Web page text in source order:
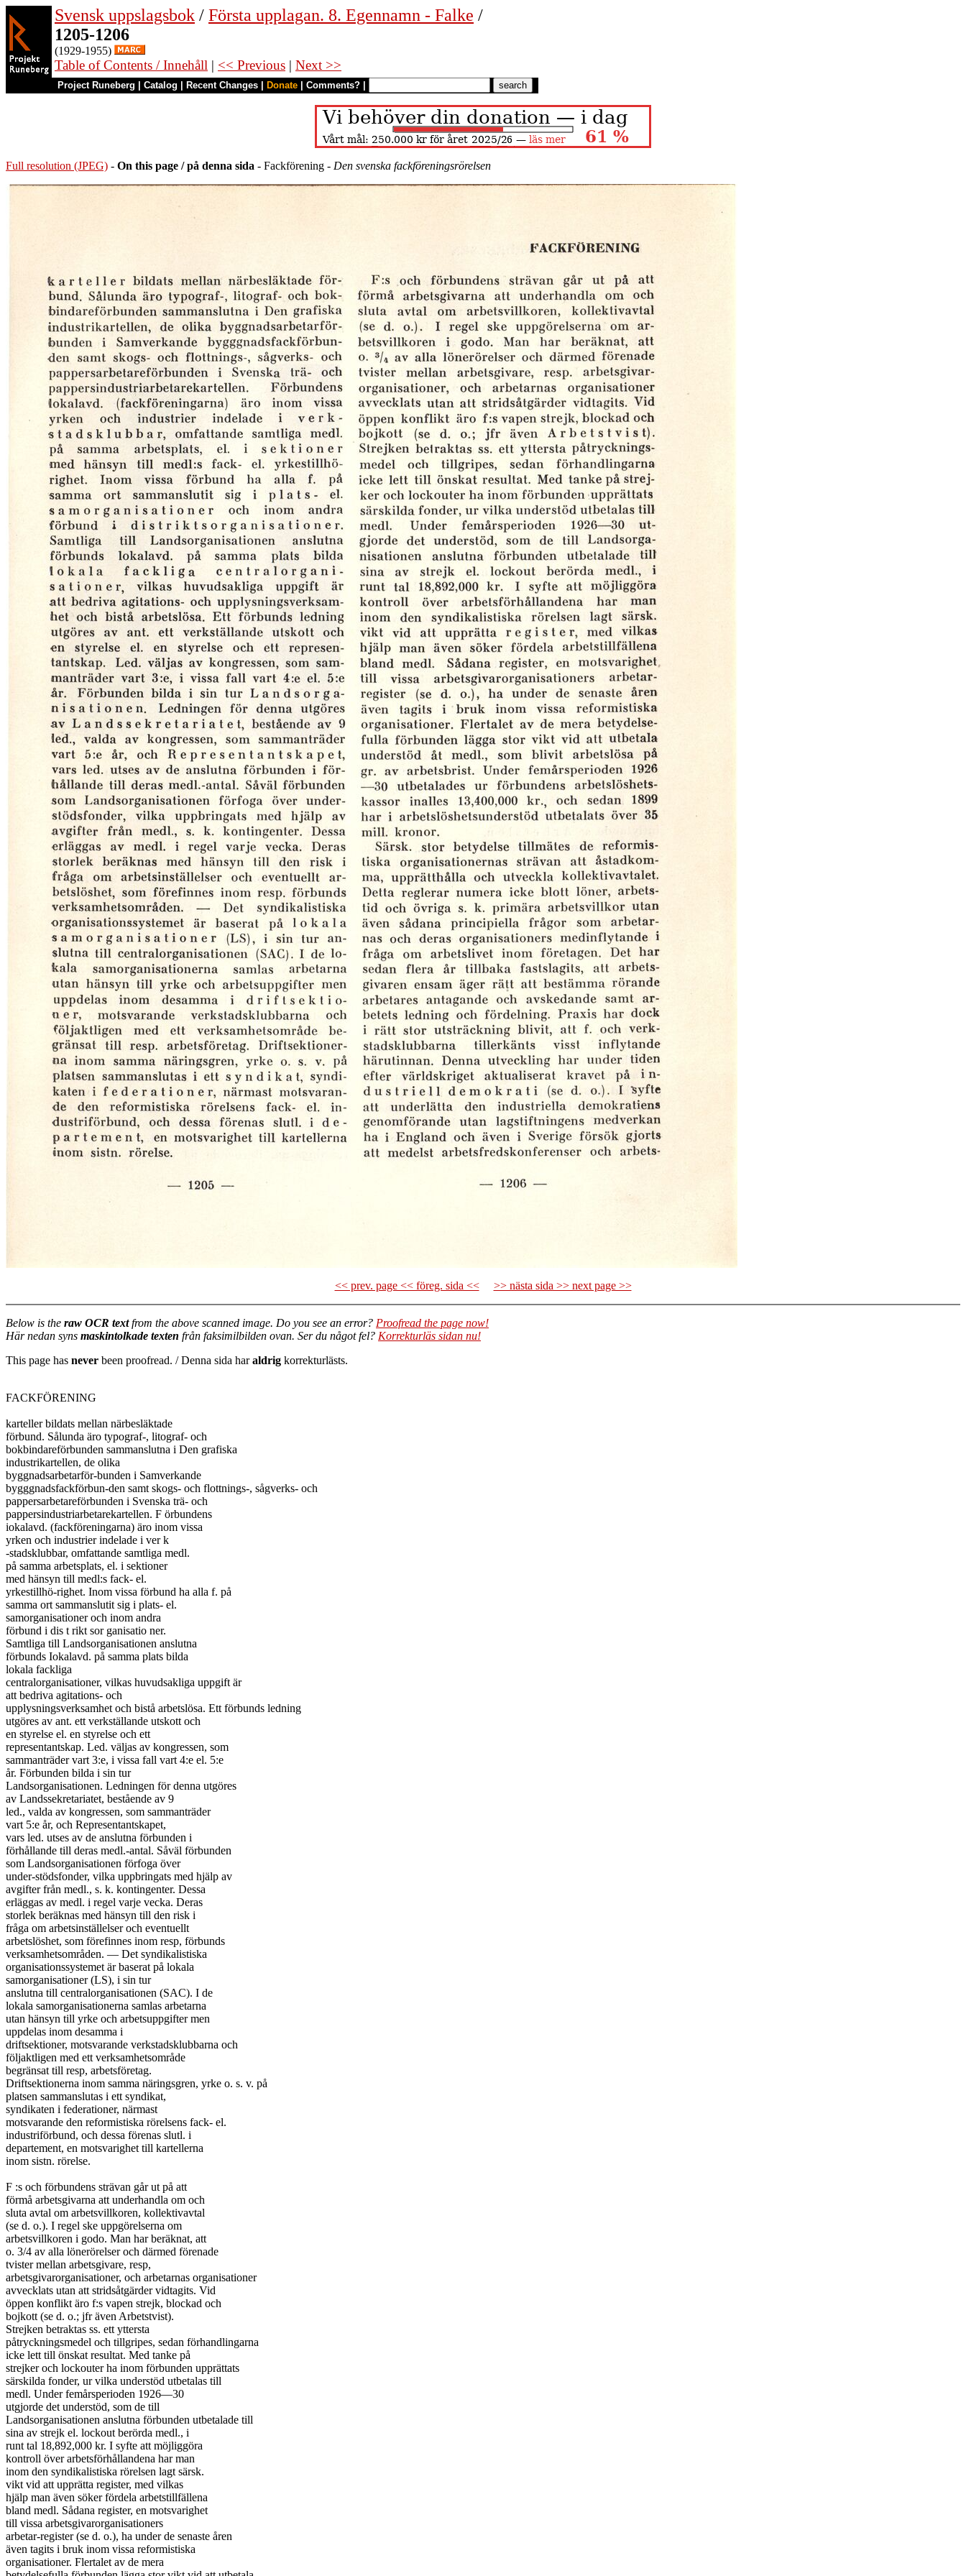
Svensk uppslagsbok / Första upplagan. 8. Egennamn - Falke /
1205-1206
(1929-1955)
Table of Contents / Innehåll | << Previous | Next >>
Project Runeberg Catalog Recent Changes Donate Comments?
Full resolution (JPEG) - On this page / på denna sida - Fackförening - Den svenska fackföreningsrörelsen
<< prev. page << föreg. sida << >> nästa sida >> next page >>
Below is the raw OCR textfrom the above scanned image. Do you see an error? Proofread the page now!
Här nedan syns maskintolkade texten från faksimilbilden ovan. Ser du något fel? Korrekturläs sidan nu!
This page has never been proofread. / Denna sida haraldrig korrekturlästs.
FACKFÖRENING
karteller bildats mellan närbesläktade
förbund. Sålunda äro typograf-, litograf- och
bokbindareförbunden sammanslutna i Den grafiska
industrikartellen, de olika
byggnadsarbetarför-bunden i Samverkande
bygggnadsfackförbun-den samt skogs- och flottnings-, sågverks- och
pappersarbetareförbunden i Svenska trä- och
pappersindustriarbetarekartellen. F örbundens
iokalavd. (fackföreningarna) äro inom vissa
yrken och industrier indelade i ver k
-stadsklubbar, omfattande samtliga medl.
på samma arbetsplats, el. i sektioner
med hänsyn till medl:s fack- el.
yrkestillhö-righet. Inom vissa förbund ha alla f. på
samma ort sammanslutit sig i plats- el.
samorganisationer och inom andra
förbund i dis t rikt sor ganisatio ner.
Samtliga till Landsorganisationen anslutna
förbunds Iokalavd. på samma plats bilda
lokala fackliga
centralorganisationer, vilkas huvudsakliga uppgift är
att bedriva agitations- och
upplysningsverksamhet och bistå arbetslösa. Ett förbunds ledning
utgöres av ant. ett verkställande utskott och
en styrelse el. en styrelse och ett
representantskap. Led. väljas av kongressen, som
sammanträder vart 3:e, i vissa fall vart 4:e el. 5:e
år. Förbunden bilda i sin tur
Landsorganisationen. Ledningen för denna utgöres
av Landssekretariatet, bestående av 9
led., valda av kongressen, som sammanträder
vart 5:e år, och Representantskapet,
vars led. utses av de anslutna förbunden i
förhållande till deras medl.-antal. Såväl förbunden
som Landsorganisationen förfoga över
under-stödsfonder, vilka uppbringats med hjälp av
avgifter från medl., s. k. kontingenter. Dessa
erläggas av medl. i regel varje vecka. Deras
storlek beräknas med hänsyn till den risk i
fråga om arbetsinställelser och eventuellt
arbetslöshet, som förefinnes inom resp, förbunds
verksamhetsområden. — Det syndikalistiska
organisationssystemet är baserat på lokala
samorganisationer (LS), i sin tur
anslutna till centralorganisationen (SAC). I de
lokala samorganisationerna samlas arbetarna
utan hänsyn till yrke och arbetsuppgifter men
uppdelas inom desamma i
driftsektioner, motsvarande verkstadsklubbarna och
följaktligen med ett verksamhetsområde
begränsat till resp, arbetsföretag.
Driftsektionerna inom samma näringsgren, yrke o. s. v. på
platsen sammanslutas i ett syndikat,
syndikaten i federationer, närmast
motsvarande den reformistiska rörelsens fack- el.
industriförbund, och dessa förenas slutl. i
departement, en motsvarighet till kartellerna
inom sistn. rörelse.
F :s och förbundens strävan går ut på att
förmå arbetsgivarna att underhandla om och
sluta avtal om arbetsvillkoren, kollektivavtal
(se d. o.). I regel ske uppgörelserna om
arbetsvillkoren i godo. Man har beräknat, att
o. 3/4 av alla lönerörelser och därmed förenade
tvister mellan arbetsgivare, resp,
arbetsgivarorganisationer, och arbetarnas organisationer
avvecklats utan att stridsåtgärder vidtagits. Vid
öppen konflikt äro f:s vapen strejk, blockad och
bojkott (se d. o.; jfr även Arbetstvist).
Strejken betraktas ss. ett yttersta
påtryckningsmedel och tillgripes, sedan förhandlingarna
icke lett till önskat resultat. Med tanke på
strejker och lockouter ha inom förbunden upprättats
särskilda fonder, ur vilka understöd utbetalas till
medl. Under femårsperioden 1926—30
utgjorde det understöd, som de till
Landsorganisationen anslutna förbunden utbetalade till
sina av strejk el. lockout berörda medl., i
runt tal 18,892,000 kr. I syfte att möjliggöra
kontroll över arbetsförhållandena har man
inom den syndikalistiska rörelsen lagt särsk.
vikt vid att upprätta register, med vilkas
hjälp man även söker fördela arbetstillfällena
bland medl. Sådana register, en motsvarighet
till vissa arbetsgivarorganisationers
arbetar-register (se d. o.), ha under de senaste åren
även tagits i bruk inom vissa reformistiska
organisationer. Flertalet av de mera